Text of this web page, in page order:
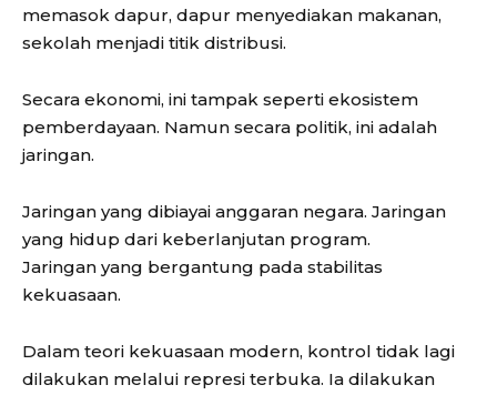
memasok dapur, dapur menyediakan makanan,
sekolah menjadi titik distribusi.
Secara ekonomi, ini tampak seperti ekosistem
pemberdayaan. Namun secara politik, ini adalah
jaringan.
Jaringan yang dibiayai anggaran negara. Jaringan
yang hidup dari keberlanjutan program.
Jaringan yang bergantung pada stabilitas
kekuasaan.
Dalam teori kekuasaan modern, kontrol tidak lagi
dilakukan melalui represi terbuka. Ia dilakukan